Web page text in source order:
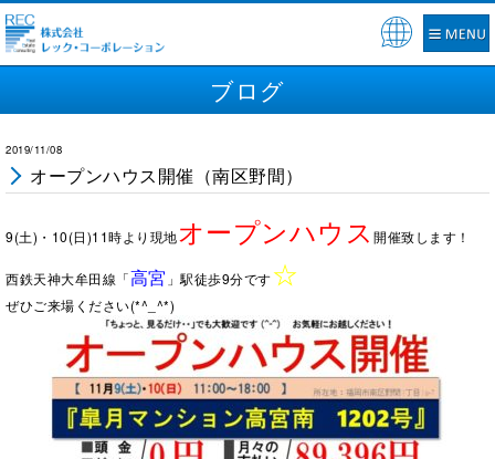
ブログ
2019/11/08
オープンハウス開催（南区野間）
9(土)・10(日)11時より現地オープンハウス 開催致します！
西鉄天神大牟田線「高宮 」駅徒歩9分です☆
ぜひご来場ください(*^_^*)